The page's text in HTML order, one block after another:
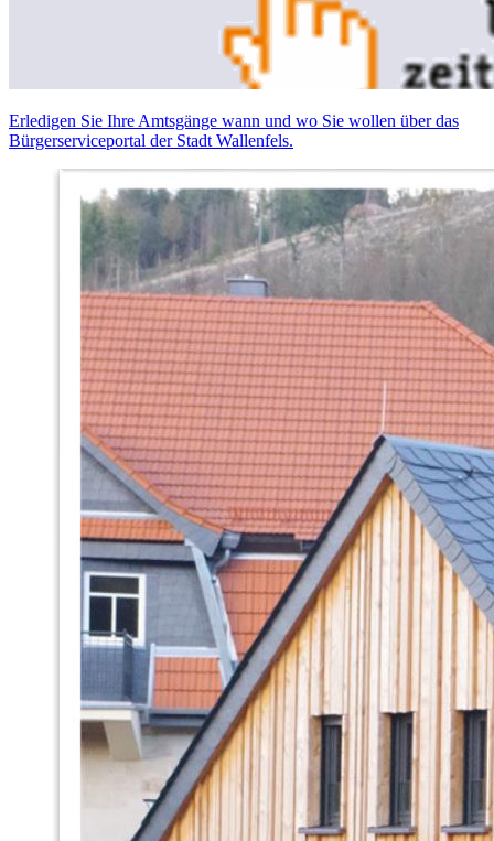
Erledigen Sie Ihre Amtsgänge wann und wo Sie wollen über das
Bürgerserviceportal der Stadt Wallenfels.